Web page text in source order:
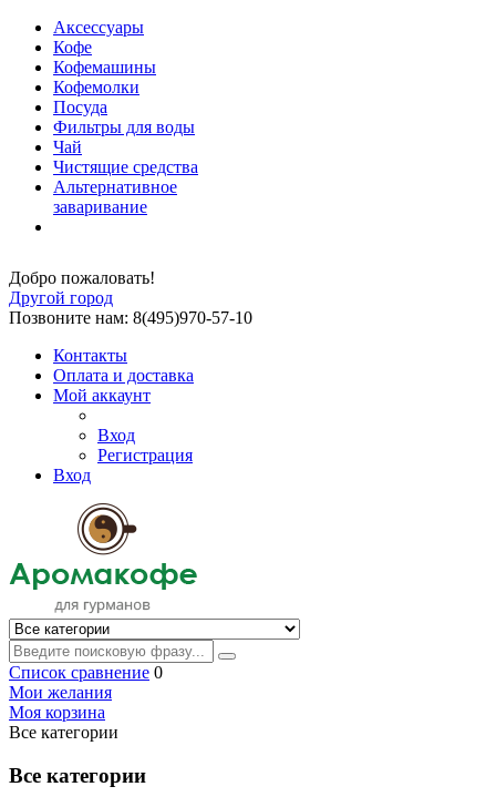
Аксессуары
Кофе
Кофемашины
Кофемолки
Посуда
Фильтры для воды
Чай
Чистящие средства
Альтернативное
заваривание
Добро пожаловать!
Другой город
Позвоните нам: 8(495)970-57-10
Контакты
Оплата и доставка
Мой аккаунт
Вход
Регистрация
Вход
Список сравнение 0
Мои желания
Моя корзина
Все категории
Все категории